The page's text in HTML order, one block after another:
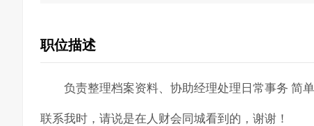
职位描述
负责整理档案资料、协助经理处理日常事务 简
联系我时，请说是在人财会同城看到的，谢谢！